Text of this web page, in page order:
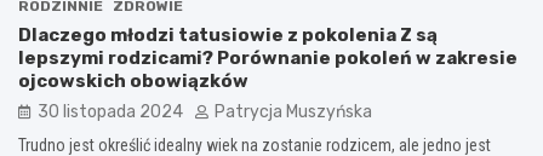
RODZINNIE ZDROWIE
Dlaczego młodzi tatusiowie z pokolenia Z są
lepszymi rodzicami? Porównanie pokoleń w zakresie
ojcowskich obowiązków
30 listopada 2024 Patrycja Muszyńska
Trudno jest określić idealny wiek na zostanie rodzicem, ale jedno jest